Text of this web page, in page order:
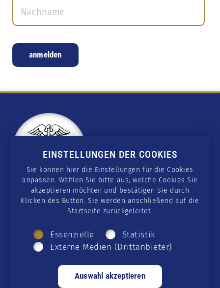
GETTR Twitter Facebook ·
· Rumble·YouTube·Twitch
EINSTELLUNGEN DER COOKIES
Sie können hier die Einstellungen für die Cookies
anpassen. Wählen Sie bitte aus, welche Cookies Sie
akzeptieren möchten und bestätigen Sie durch
Klicken des Button. Sie werden anschließend auf die
Startseite zurückgeleitet.
Essenzielle
Statistik
Externe Medien (Drittanbieter)